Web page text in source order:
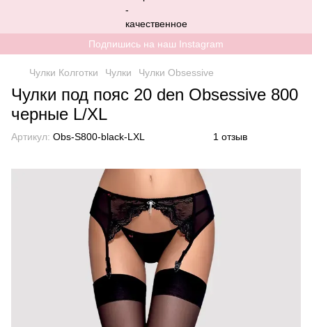
Подпишись на наш Instagram
Чулки Колготки Чулки Чулки Obsessive
Чулки под пояс 20 den Obsessive 800
черные L/XL
Артикул: Obs-S800-black-LXL 1 отзыв